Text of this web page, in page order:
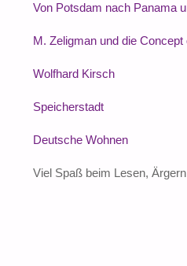
Von Potsdam nach Panama
M. Zeligman und die
Wolfhard Kirsch
Speicherstadt
Deutsche Wohnen
Viel Spaß beim Lesen,